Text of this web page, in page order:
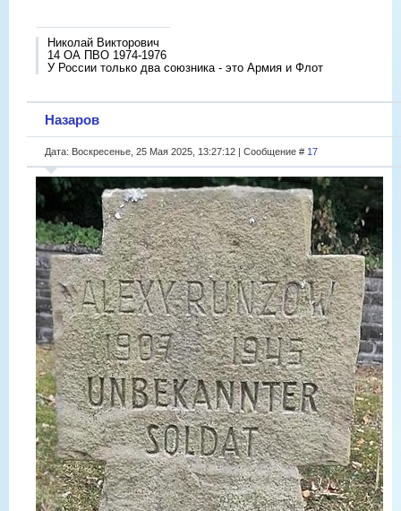
Николай Викторович
14 ОА ПВО 1974-1976
У России только два союзника - это Армия и Флот
Назаров
Дата: Воскресенье, 25 Мая 2025, 13:27:12 | Сообщение # 17